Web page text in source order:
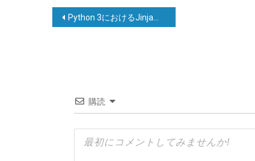
投 Python 3におけるJinjaでの変数設定
購読